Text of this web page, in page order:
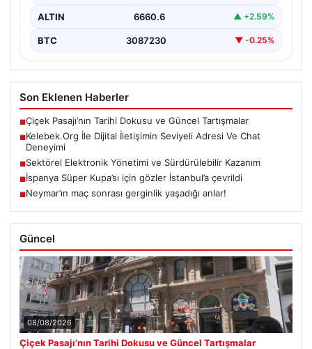
ALTIN 6660.6 ▲ +2.59%
BTC 3087230 ▼ -0.25%
Son Eklenen Haberler
■Çiçek Pasajı’nın Tarihi Dokusu ve Güncel Tartışmalar
■Kelebek.Org İle Dijital İletişimin Seviyeli Adresi Ve Chat
Deneyimi
■Sektörel Elektronik Yönetimi ve Sürdürülebilir Kazanım
■İspanya Süper Kupa’sı için gözler İstanbul’a çevrildi
■Neymar’ın maç sonrası gerginlik yaşadığı anlar!
Güncel
08/08/2026
Çiçek Pasajı’nın Tarihi Dokusu ve Güncel Tartışmalar